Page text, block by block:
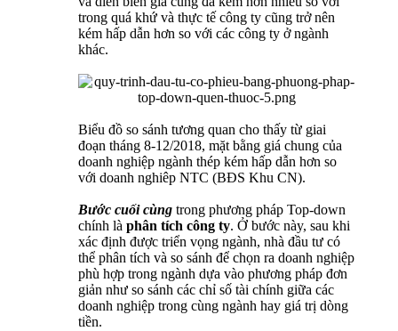
trong quá khứ và thực tế công ty cũng trở nên
kém hấp dẫn hơn so với các công ty ở ngành
khác.
Biểu đồ so sánh tương quan cho thấy từ giai
đoạn tháng 8-12/2018, mặt bằng giá chung của
doanh nghiệp ngành thép kém hấp dẫn hơn so
với doanh nghiêp NTC (BĐS Khu CN).
Bước cuối cùng trong phương pháp Top-down
chính là phân tích công ty. Ở bước này, sau khi
xác định được triển vọng ngành, nhà đầu tư có
thể phân tích và so sánh để chọn ra doanh nghiệp
phù hợp trong ngành dựa vào phương pháp đơn
giản như so sánh các chỉ số tài chính giữa các
doanh nghiệp trong cùng ngành hay giá trị dòng
tiền.